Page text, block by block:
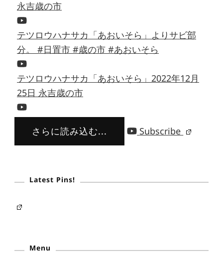
永吉歳の市
テツロウハナサカ「あおいそら」よりサビ部
分。 #日置市 #歳の市 #あおいそら
テツロウハナサカ「あおいそら」2022年12月
25日 永吉歳の市
さらに読み込む... Subscribe
Latest Pins!
Menu